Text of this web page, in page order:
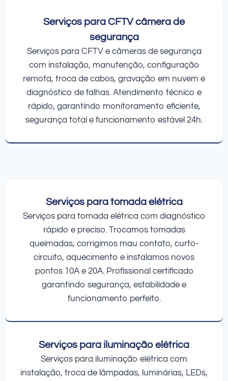
Serviços para CFTV câmera de
segurança
Serviços para CFTV e câmeras de segurança
com instalação, manutenção, configuração
remota, troca de cabos, gravação em nuvem e
diagnóstico de falhas. Atendimento técnico e
rápido, garantindo monitoramento eficiente,
segurança total e funcionamento estável 24h.
Serviços para tomada elétrica
Serviços para tomada elétrica com diagnóstico
rápido e preciso. Trocamos tomadas
queimadas, corrigimos mau contato, curto-
circuito, aquecimento e instalamos novos
pontos 10A e 20A. Profissional certificado
garantindo segurança, estabilidade e
funcionamento perfeito.
Serviços para iluminação elétrica
Serviços para iluminação elétrica com
instalação, troca de lâmpadas, luminárias, LEDs,